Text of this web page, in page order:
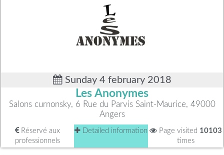
Sunday 4 february 2018
Les Anonymes
Salons curnonsky, 6 Rue du Parvis Saint-Maurice, 49000
Angers
Réservé aux
professionnels
Detailed information Page visited 10103
times